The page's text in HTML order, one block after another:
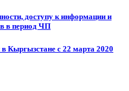
доступу к информации и
в период ЧП
Кыргызстане с 22 марта 2020